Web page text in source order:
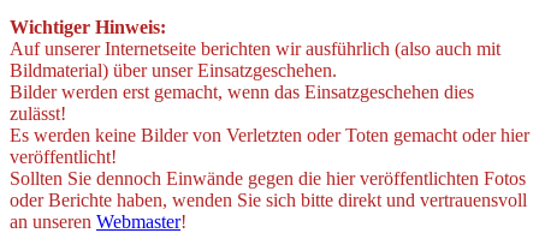
Wichtiger Hinweis:
Auf unserer Internetseite berichten wir ausführlich (also auch mit
Bildmaterial) über unser Einsatzgeschehen.
Bilder werden erst gemacht, wenn das Einsatzgeschehen dies
zulässt!
Es werden keine Bilder von Verletzten oder Toten gemacht oder hier
veröffentlicht!
Sollten Sie dennoch Einwände gegen die hier veröffentlichten Fotos
oder Berichte haben, wenden Sie sich bitte direkt und vertrauensvoll
an unseren Webmaster!